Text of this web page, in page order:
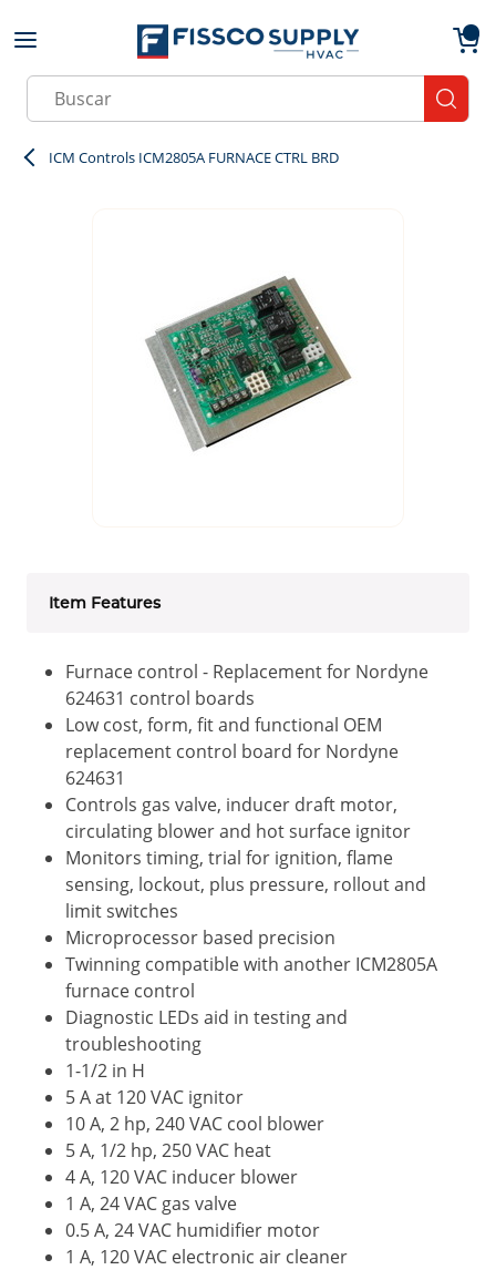
Skip to main content
Site Search
ICM Controls ICM2805A FURNACE CTRL BRD
Item Features
Furnace control - Replacement for Nordyne
624631 control boards
Low cost, form, fit and functional OEM
replacement control board for Nordyne
624631
Controls gas valve, inducer draft motor,
circulating blower and hot surface ignitor
Monitors timing, trial for ignition, flame
sensing, lockout, plus pressure, rollout and
limit switches
Microprocessor based precision
Twinning compatible with another ICM2805A
furnace control
Diagnostic LEDs aid in testing and
troubleshooting
1-1/2 in H
5 A at 120 VAC ignitor
10 A, 2 hp, 240 VAC cool blower
5 A, 1/2 hp, 250 VAC heat
4 A, 120 VAC inducer blower
1 A, 24 VAC gas valve
0.5 A, 24 VAC humidifier motor
1 A, 120 VAC electronic air cleaner